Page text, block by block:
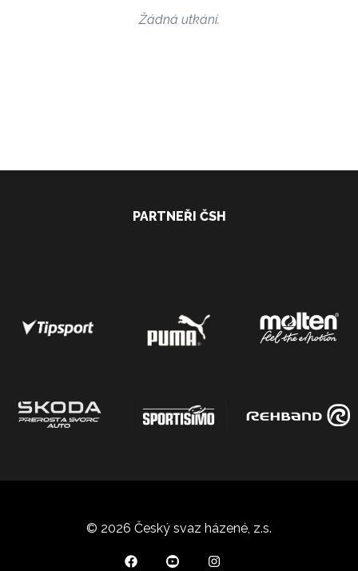
Žádná utkání.
PARTNEŘI ČSH
© 2026 Český svaz házené, z.s.